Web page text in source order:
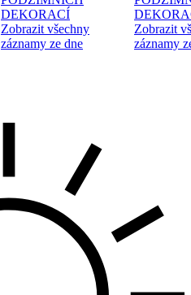
DEKORACÍ
Zobrazit všechny
záznamy ze dne
Zobrazit
záznamy